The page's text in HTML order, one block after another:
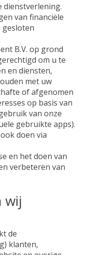
dienstverlening.
van financiële
gesloten
B.V. op grond
om u te
en diensten,
met uw
of afgenomen
op basis van
van onze
gebruikte apps).
doen via
en het doen van
verbeteren van
wij
de
klanten,